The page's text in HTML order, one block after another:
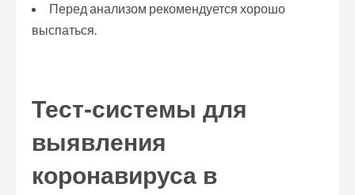
Перед анализом рекомендуется хорошо
выспаться.
Тест-системы для
выявления
коронавируса в